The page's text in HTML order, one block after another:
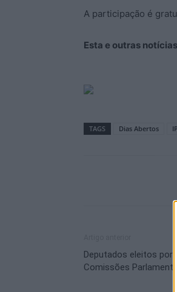
A participação é
Esta e outras
TAGS Dias Abertos
Deputados eleitos por
Comissões